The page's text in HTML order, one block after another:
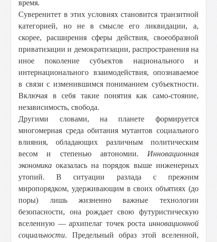
время.
Суверенитет в этих условиях становится транзитной
категорией, но не в смысле его ликвидации, а,
скорее, расширения сферы действия, своеобразной
приватизации и демократизации, распространения на
иное поколение субъектов национального и
интернационального взаимодействия, опознаваемое
в связи с изменившимся пониманием субъектности.
Включая в себя такие понятия как само-стояние,
независимость, свобода.
Другими словами, на планете формируется
многомерная среда обитания мутантов социального
влияния, обладающих различным политическим
весом и степенью автономии. Инновационная
экономика оказалась на порядок выше инженерных
утопий. В ситуации разлада с прежним
миропорядком, удерживающим в своих объятиях (до
поры) лишь жизненно важные технологии
безопасности, она рождает свою футуристическую
вселенную — архипелаг точек роста инновационной
социальности. Предельный образ этой вселенной,